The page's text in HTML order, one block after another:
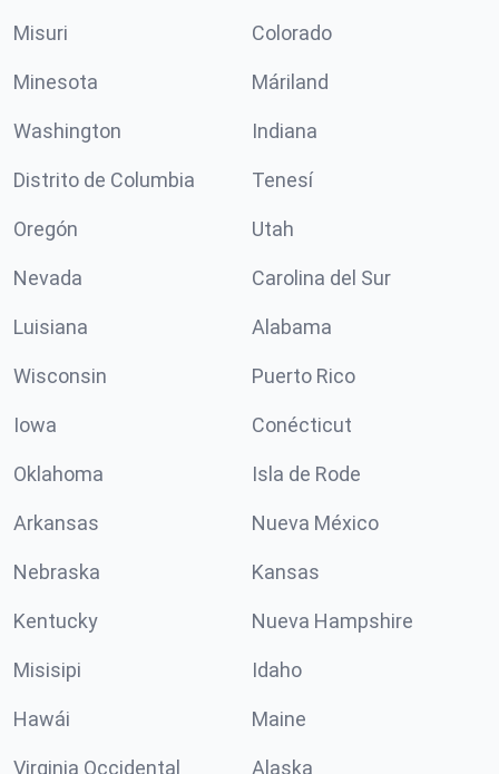
Misuri Colorado
Minesota Máriland
Washington Indiana
Distrito de Columbia Tenesí
Oregón Utah
Nevada Carolina del Sur
Luisiana Alabama
Wisconsin Puerto Rico
Iowa Conécticut
Oklahoma Isla de Rode
Arkansas Nueva México
Nebraska Kansas
Kentucky Nueva Hampshire
Misisipi Idaho
Hawái Maine
Virginia Occidental Alaska